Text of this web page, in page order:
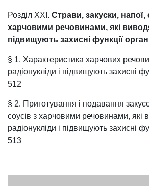
Розділ XXI. Страви, закуски, напої,
харчовими речовинами, які
підвищують захисні функції
§ 1. Характеристика харчових
радіонукліди і підвищують захисні
512
§ 2. Приготування і подавання
соусів з харчовими речовинами, які
радіонукліди і підвищують захисні
513